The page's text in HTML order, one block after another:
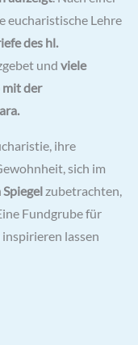
eucharistische Lehre
des hl.
und viele
mit der
ihre
sich im
zubetrachten,
Fundgrube für
lassen